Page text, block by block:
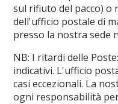
sul rifiuto del pacco)
dell'ufficio postale di
presso la nostra sede
NB: I ritardi delle
indicativi. L'ufficio
casi eccezionali. La
ogni responsabilità